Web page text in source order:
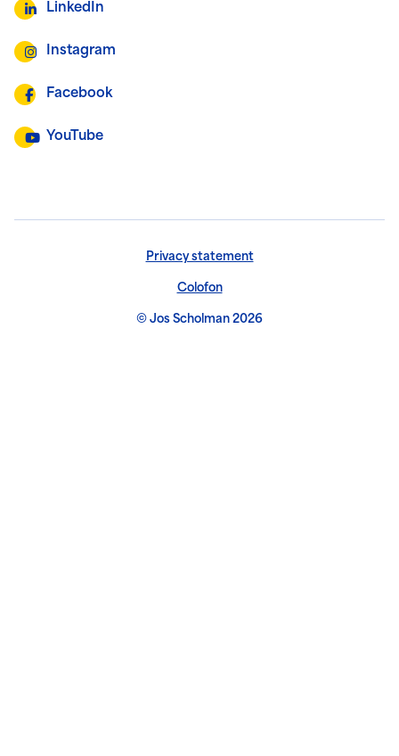
LinkedIn
Instagram
Facebook
YouTube
Privacy statement
Colofon
© Jos Scholman 2026